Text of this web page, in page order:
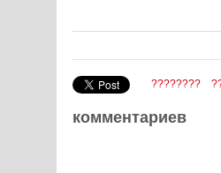
????????
комментариев